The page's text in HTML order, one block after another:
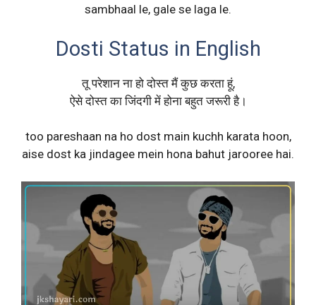
sambhaal le, gale se laga le.
Dosti Status in English
तू परेशान ना हो दोस्त मैं कुछ करता हूं,
ऐसे दोस्त का जिंदगी में होना बहुत जरूरी है।
too pareshaan na ho dost main kuchh karata hoon,
aise dost ka jindagee mein hona bahut jarooree hai.